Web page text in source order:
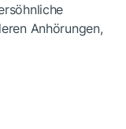
Anhörungen,